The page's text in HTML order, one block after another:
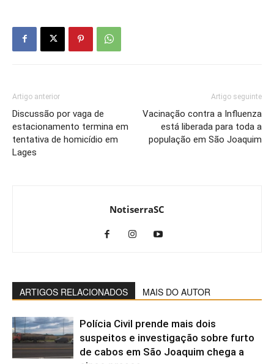
Artigo anterior
Discussão por vaga de
estacionamento termina em
tentativa de homicídio em
Lages
Artigo seguinte
Vacinação contra a Influenza
está liberada para toda a
população em São Joaquim
NotiserraSC
ARTIGOS RELACIONADOS MAIS DO AUTOR
Polícia Civil prende mais dois
suspeitos e investigação sobre furto
de cabos em São Joaquim chega a